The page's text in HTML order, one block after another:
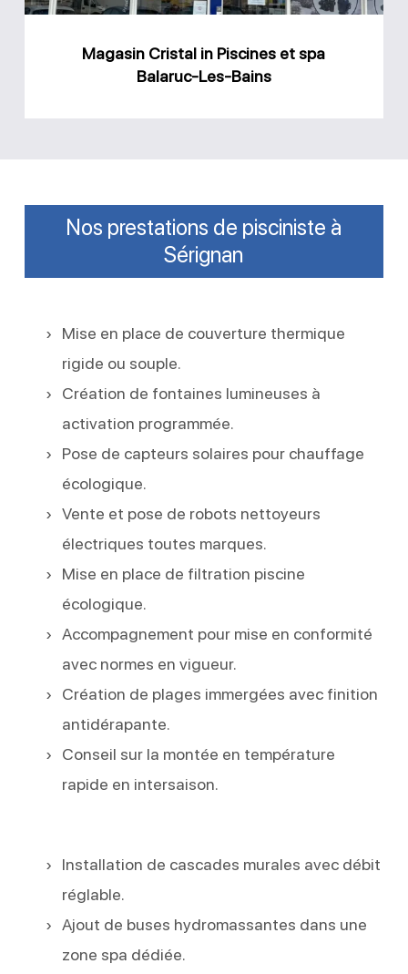
Balaruc-
Bains
Magasin Cristal in Piscines et spa
Balaruc-Les-Bains
Nos prestations de pisciniste à
Sérignan
Mise en place de couverture thermique
rigide ou souple.
Création de fontaines lumineuses à
activation programmée.
Pose de capteurs solaires pour chauffage
écologique.
Vente et pose de robots nettoyeurs
électriques toutes marques.
Mise en place de filtration piscine
écologique.
Accompagnement pour mise en conformité
avec normes en vigueur.
Création de plages immergées avec finition
antidérapante.
Conseil sur la montée en température
rapide en intersaison.
Installation de cascades murales avec débit
réglable.
Ajout de buses hydromassantes dans une
zone spa dédiée.